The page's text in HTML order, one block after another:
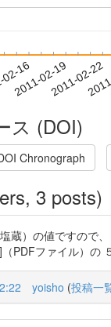
16
2011-02-192011-02-22
ス (DOI)
Chronograph
3 posts)
蔵）の値ですので
PDFファイル）の
yoisho (投稿一